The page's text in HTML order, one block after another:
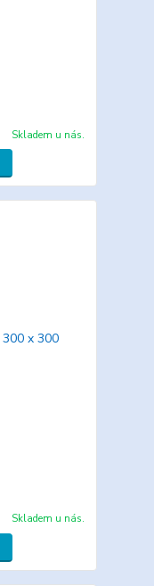
Skladem u nás.
Skladem u nás.